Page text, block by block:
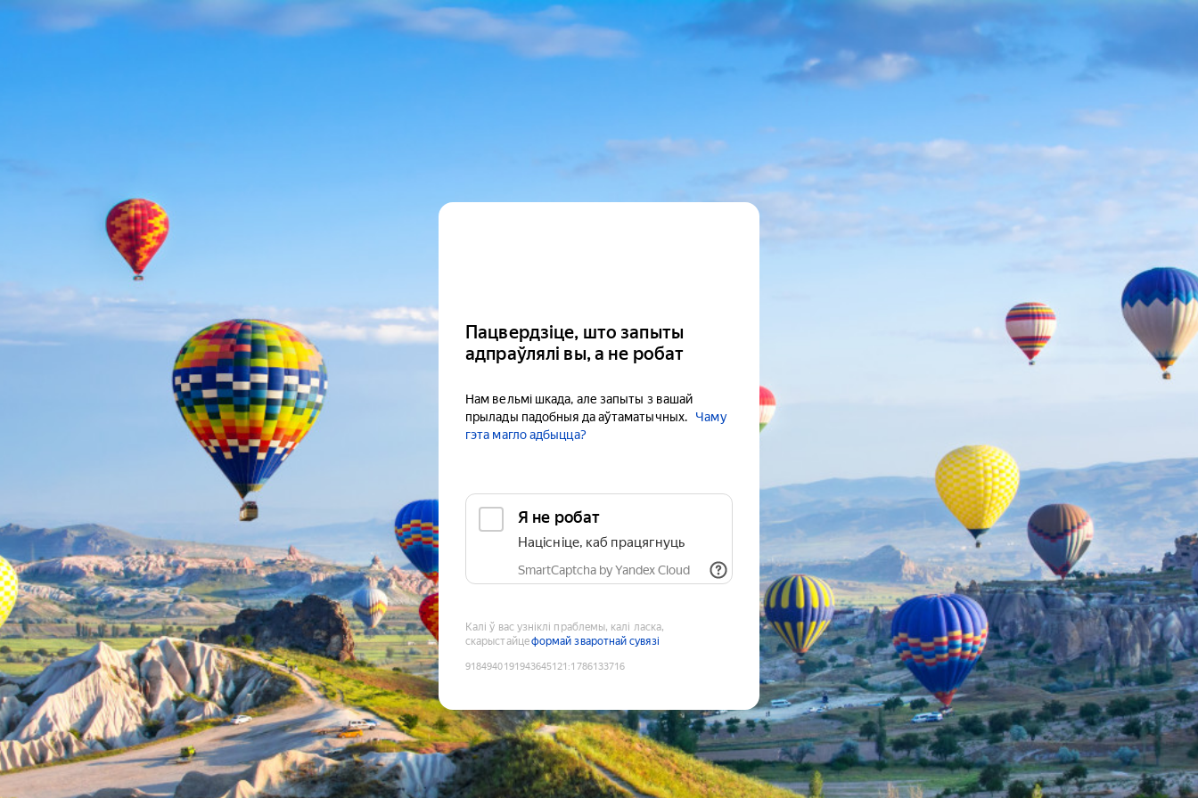
Пацвердзіце, што запыты
адпраўлялі вы, а не робат
Нам вельмі шкада, але запыты з вашай
прылады падобныя да аўтаматычных.
Чаму
гэта магло адбыцца?
Я не робат
Націсніце, каб працягнуць
SmartCaptcha by Yandex Cloud
Калі ў вас узніклі праблемы, калі ласка,
скарыстайцеформай зваротнай сувязі
9184940191943645121 :1786133716